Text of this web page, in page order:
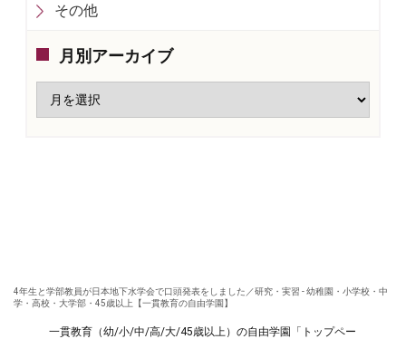
その他
月別アーカイブ
4年生と学部教員が日本地下水学会で口頭発表をしました／研究・実習 - 幼稚園・小学校・中
学・高校・大学部・45歳以上【一貫教育の自由学園】
一貫教育（幼/小/中/高/大/45歳以上）の自由学園「トップペー